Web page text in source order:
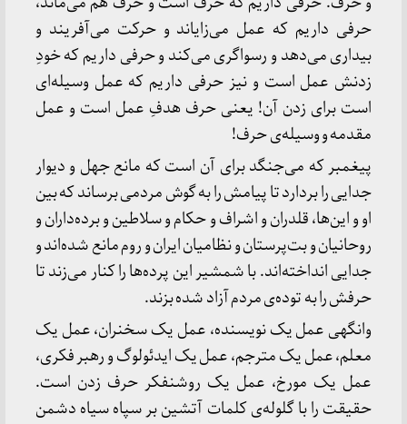
حرفی داریم که عمل می‌زایاند و حرکت می‌آفریند و
بیداری می‌دهد و رسواگری می‌کند و حرفی داریم که خودِ
زدنش عمل است و نیز حرفی داریم که عمل وسیله‌ای
است برای زدن آن! یعنی حرف هدفِ عمل است و عمل
مقدمه و وسیله‌ی حرف!
پیغمبر که می‌جنگد برای آن است که مانع جهل و دیوار
جدایی را بردارد تا پیامش را به گوش مردمی برساند که بین
او و این‌ها، قلدران و اشراف و حکام و سلاطین و برده‌داران و
روحانیان و بت‌پرستان و نظامیان ایران و روم مانع شده‌اند و
جدایی انداخته‌اند. با شمشیر این پرده‌ها را کنار می‌زند تا
حرفش را به توده‌ی مردم آزاد شده بزند.
وانگهی عمل یک نویسنده، عمل یک سخنران، عمل یک
معلم، عمل یک مترجم، عمل یک ایدئولوگ و رهبر فکری،
عمل یک مورخ، عمل یک روشنفکر حرف زدن است.
حقیقت را با گلوله‌ی کلمات آتشین بر سپاه سیاه دشمن